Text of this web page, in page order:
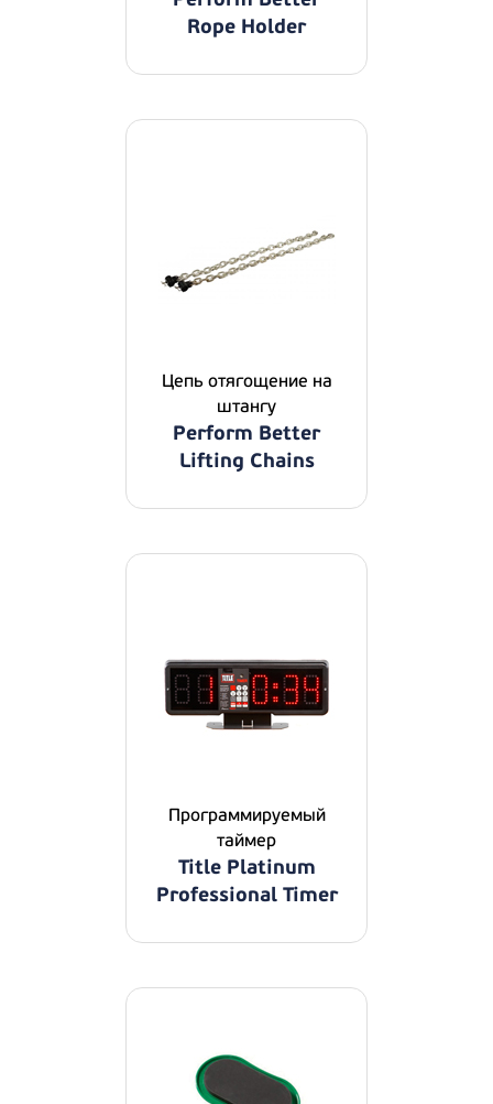
Rope Holder
Цепь отягощение на
штангу
Perform Better
Lifting Chains
Программируемый
таймер
Title Platinum
Professional Timer